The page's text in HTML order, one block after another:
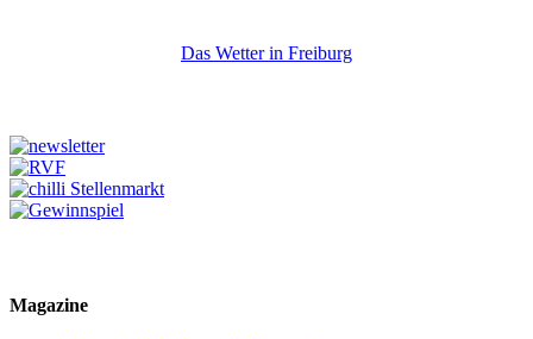
Das Wetter in Freiburg
Magazine